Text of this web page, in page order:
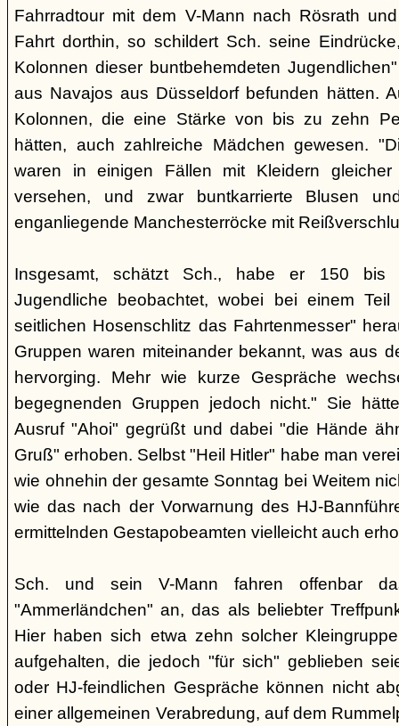
Fahrradtour mit dem V-Mann nach Rösrath
Fahrt dorthin, so schildert Sch. seine
Kolonnen dieser buntbehemdeten
aus Navajos aus Düsseldorf befunden hätten.
Kolonnen, die eine Stärke von bis zu zehn
hätten, auch zahlreiche Mädchen gewesen.
waren in einigen Fällen mit Kleidern
versehen, und zwar buntkarrierte Blusen
enganliegende Manchesterröcke mit
Insgesamt, schätzt Sch., habe er 150 bis
Jugendliche beobachtet, wobei bei einem
seitlichen Hosenschlitz das Fahrtenmesser"
Gruppen waren miteinander bekannt, was aus
hervorging. Mehr wie kurze Gespräche
begegnenden Gruppen jedoch nicht." Sie
Ausruf "Ahoi" gegrüßt und dabei "die Hände
Gruß" erhoben. Selbst "Heil Hitler" habe man
wie ohnehin der gesamte Sonntag bei Weitem
wie das nach der Vorwarnung des HJ-
ermittelnden Gestapobeamten vielleicht auch
Sch. und sein V-Mann fahren offenbar
"Ammerländchen" an, das als beliebter
Hier haben sich etwa zehn solcher
aufgehalten, die jedoch "für sich" geblieben
oder HJ-feindlichen Gespräche können nicht
einer allgemeinen Verabredung, auf dem